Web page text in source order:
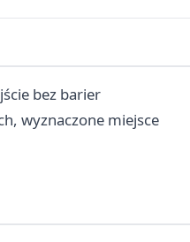
bez barier
wyznaczone miejsce